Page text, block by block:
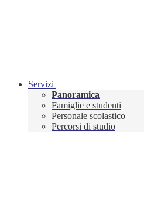
Servizi
Panoramica
Famiglie e studenti
Personale scolastico
Percorsi di studio